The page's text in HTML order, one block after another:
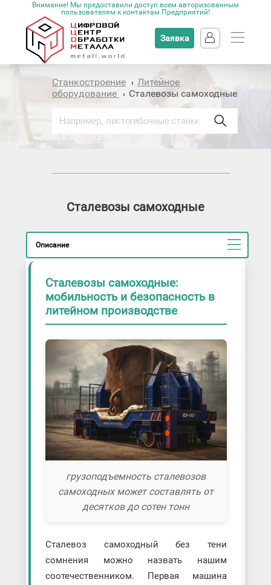
Внимание! Мы предоставили доступ всем авторизованным
пользователям к контактам Предприятий!
Заявка
Станкостроение ›Литейное
оборудование
› Сталевозы самоходные
Сталевозы самоходные
Описание
Сталевозы самоходные:
мобильность и безопасность в
литейном производстве
грузоподъемность сталевозов
самоходных может составлять от
десятков до сотен тонн
Сталевоз самоходный без тени
сомнения можно назвать нашим
соотечественником. Первая машина